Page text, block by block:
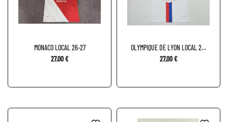
MONACO LOCAL 26-27
27,00 €
OLYMPIQUE DE LYON LOCAL 26-
27
27,00 €